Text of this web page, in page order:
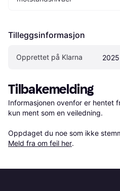
Tilleggsinformasjon
Opprettet på Klarna
Tilbakemelding
Informasjonen ovenfor er hentet
kun ment som en veiledning.
Oppdaget du noe som ikke
Meld fra om feil her.